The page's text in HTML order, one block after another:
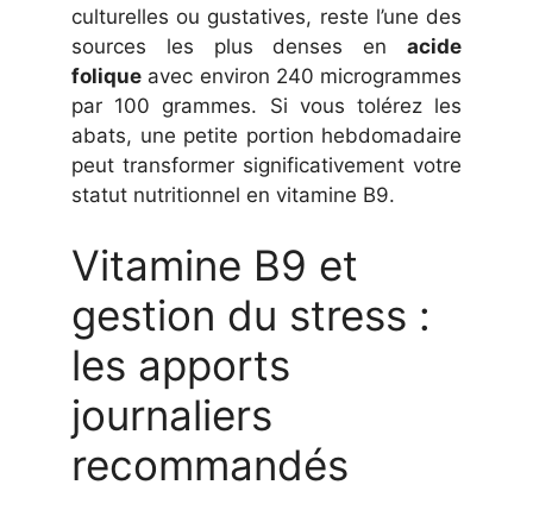
culturelles ou gustatives, reste l’une des
sources les plus denses en acide
folique avec environ 240 microgrammes
par 100 grammes. Si vous tolérez les
abats, une petite portion hebdomadaire
peut transformer significativement votre
statut nutritionnel en vitamine B9.
Vitamine B9 et
gestion du stress :
les apports
journaliers
recommandés